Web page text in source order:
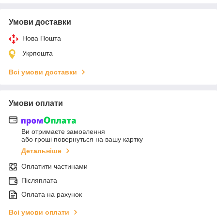
Умови доставки
Нова Пошта
Укрпошта
Всі умови доставки
Умови оплати
Ви отримаєте замовлення
або гроші повернуться на вашу картку
Детальніше
Оплатити частинами
Післяплата
Оплата на рахунок
Всі умови оплати